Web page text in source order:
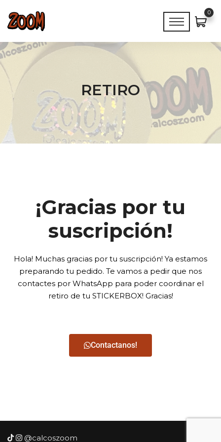
0
RETIRO
¡Gracias por tu
suscripción!
Hola! Muchas gracias por tu suscripción! Ya estamos
preparando tu pedido. Te vamos a pedir que nos
contactes por WhatsApp para poder coordinar el
retiro de tu STICKERBOX! Gracias!
Contactanos!
@calcoszoom